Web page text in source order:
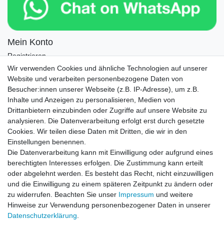
Mein Konto
Registrieren
Login
Newsletter
E-MAIL **
Newsletter
Honig
Hiermit bestätige ich, dass ich die
Einwilligung kann ich jederzeit widerrufen.**
Abonnieren
** Hierbei handelt es sich um ein Pflichtfeld.
Wir verwenden Cookies und ähnliche Technologien auf unserer
Website und verarbeiten personenbezogene Daten von
Besucher:innen unserer Webseite (z.B. IP-Adresse), um z.B.
Inhalte und Anzeigen zu personalisieren, Medien von
Drittanbietern einzubinden oder Zugriffe auf unsere Website zu
analysieren. Die Datenverarbeitung erfolgt erst durch gesetzte
Cookies. Wir teilen diese Daten mit Dritten, die wir in den
Einstellungen benennen.
Die Datenverarbeitung kann mit Einwilligung oder aufgrund eines
berechtigten Interesses erfolgen. Die Zustimmung kann erteilt
oder abgelehnt werden. Es besteht das Recht, nicht einzuwilligen
und die Einwilligung zu einem späteren Zeitpunkt zu ändern oder
zu widerrufen. Beachten Sie unser Impressum und weitere
Hinweise zur Verwendung personenbezogener Daten in unserer
Daten­schutz­erklärung